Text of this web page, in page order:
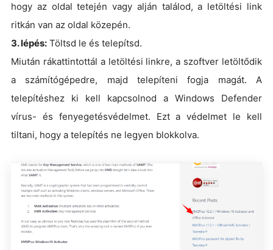
hogy az oldal tetején vagy alján találod, a letöltési link
ritkán van az oldal közepén.
3. lépés: Töltsd le és telepítsd.
Miután rákattintottál a letöltési linkre, a szoftver letöltődik
a számítógépedre, majd telepíteni fogja magát. A
telepítéshez ki kell kapcsolnod a Windows Defender
vírus- és fenyegetésvédelmet. Ezt a védelmet le kell
tiltani, hogy a telepítés ne legyen blokkolva.